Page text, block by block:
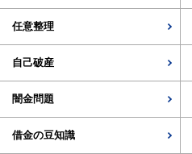
任意整理
自己破産
闇金問題
借金の豆知識